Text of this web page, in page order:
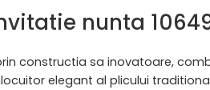
nunta
constructia sa inovatoare,
elegant al plicului